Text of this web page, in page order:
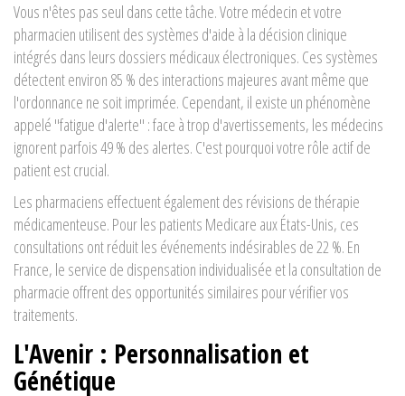
Vous n'êtes pas seul dans cette tâche. Votre médecin et votre
pharmacien utilisent des systèmes d'aide à la décision clinique
intégrés dans leurs dossiers médicaux électroniques. Ces systèmes
détectent environ 85 % des interactions majeures avant même que
l'ordonnance ne soit imprimée. Cependant, il existe un phénomène
appelé "fatigue d'alerte" : face à trop d'avertissements, les médecins
ignorent parfois 49 % des alertes. C'est pourquoi votre rôle actif de
patient est crucial.
Les pharmaciens effectuent également des révisions de thérapie
médicamenteuse. Pour les patients Medicare aux États-Unis, ces
consultations ont réduit les événements indésirables de 22 %. En
France, le service de dispensation individualisée et la consultation de
pharmacie offrent des opportunités similaires pour vérifier vos
traitements.
L'Avenir : Personnalisation et
Génétique